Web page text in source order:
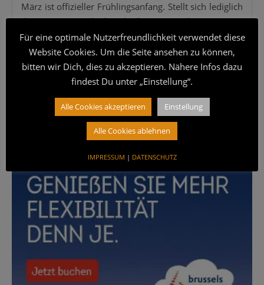
März ist offi­zi­el­ler Früh­lings­an­fang. Stellt sich ledig­lich
die Fra­ge: Wie­so lei­den über­haupt so vie­le am Win­ter­
blues? Abge­se­hen[...]
Wei­ter­le­sen
ANZEIGE
Für eine optimale Nutzerfreundlichkeit verwendet diese
Website Cookies. Um die Seite ansehen zu können,
bitten wir Dich, dies zu akzeptieren. Nähere Infos dazu
findest Du unter „Einstellung“.
Alle Cookies akzeptieren Einstellung
Alle Cookies ablehnen
IMPRESSUM | DATENSCHUTZ